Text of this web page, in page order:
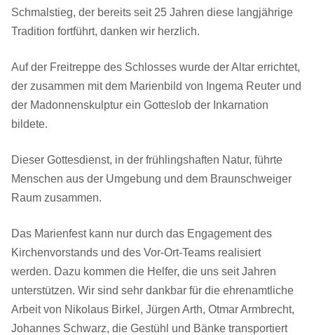
Schmalstieg, der bereits seit 25 Jahren diese langjährige
Tradition fortführt, danken wir herzlich.
Auf der Freitreppe des Schlosses wurde der Altar errichtet,
der zusammen mit dem Marienbild von Ingema Reuter und
der Madonnenskulptur ein Gotteslob der Inkarnation
bildete.
Dieser Gottesdienst, in der frühlingshaften Natur, führte
Menschen aus der Umgebung und dem Braunschweiger
Raum zusammen.
Das Marienfest kann nur durch das Engagement des
Kirchenvorstands und des Vor-Ort-Teams realisiert
werden. Dazu kommen die Helfer, die uns seit Jahren
unterstützen. Wir sind sehr dankbar für die ehrenamtliche
Arbeit von Nikolaus Birkel, Jürgen Arth, Otmar Armbrecht,
Johannes Schwarz, die Gestühl und Bänke transportiert